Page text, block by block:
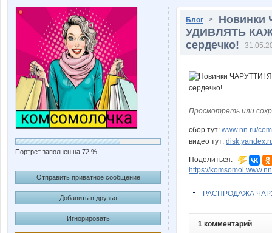
Портрет заполнен на 72 %
Отправить приватное сообщение
Добавить в друзья
Игнорировать
Блог > Новинки
УДИВЛЯТЬ
сердечко!
Просмотреть или
сбор тут: www.nn.ru/
видео тут:
Поделиться:
https://
РАСПРОДАЖА
1 комментарий